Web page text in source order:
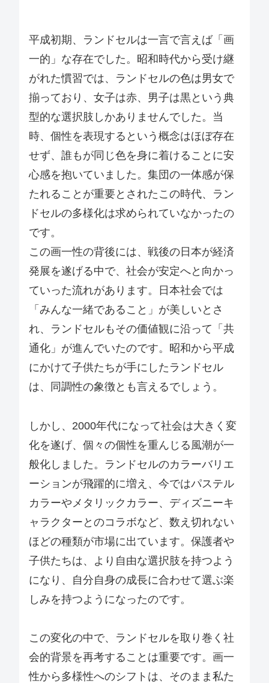
平成初期、ランドセルは一言で言えば「画
一的」な存在でした。昭和時代から受け継
がれた慣習では、ランドセルの色は男女で
揃っており、女子は赤、男子は黒という典
型的な選択肢しかありませんでした。当
時、個性を表現するという概念はほぼ存在
せず、誰もが同じ色を身に着けることに安
心感を抱いていました。集団の一体感が保
たれることが重要とされたこの時代、ラン
ドセルの多様化は求められていなかったの
です。
この画一性の背後には、戦後の日本が経済
発展を遂げる中で、社会が安定へと向かっ
ていった流れがあります。日本社会では
「みんな一緒であること」が美しいとさ
れ、ランドセルもその価値観に沿って「共
通化」が進んでいたのです。昭和から平成
にかけて子供たちが手にしたランドセル
は、同調性の象徴とも言えるでしょう。
しかし、2000年代になって社会は大きく変
化を遂げ、個々の個性を重んじる風潮が一
般化しました。ランドセルのカラーバリエ
ーションが飛躍的に増え、今ではパステル
カラーやメタリックカラー、ディズニーキ
ャラクターとのコラボなど、数え切れない
ほどの種類が市場に出ています。保護者や
子供たちは、より自由な選択肢を持つよう
になり、自分自身の成長に合わせて選ぶ楽
しみを持つようになったのです。
この変化の中で、ランドセルを取り巻く社
会的背景を再考することは重要です。画一
性から多様性へのシフトは、そのまま私た